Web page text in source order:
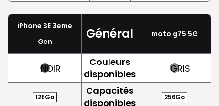
iPhone SE 3eme
Gen
Général moto g75 5G
NOIR
Couleurs
disponibles
GRIS
128Go
Capacités
disponibles
256Go